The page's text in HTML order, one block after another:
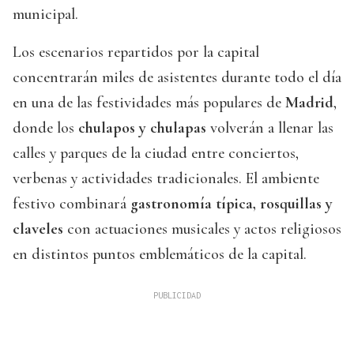
municipal.
Los escenarios repartidos por la capital
concentrarán miles de asistentes durante todo el día
en una de las festividades más populares de Madrid,
donde los chulapos y chulapas volverán a llenar las
calles y parques de la ciudad entre conciertos,
verbenas y actividades tradicionales. El ambiente
festivo combinará gastronomía típica, rosquillas y
claveles con actuaciones musicales y actos religiosos
en distintos puntos emblemáticos de la capital.